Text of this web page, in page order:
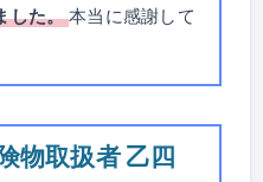
した。 本当に感謝して
物取扱者 乙四